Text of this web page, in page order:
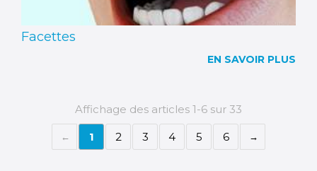
Facettes
EN SAVOIR PLUS
Affichage des articles 1-6 sur 33
1 2 3 4 5 6